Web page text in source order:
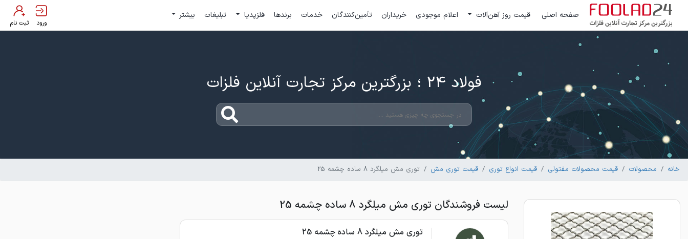
صفحه اصلی قیمت روز آهن‌آلات اعلام موجودی خریداران تأمین‌کنندگان خدمات برندها فلزپدیا تبلیغات بیشتر
ورود ثبت نام
فولاد 24 ؛ بزرگترین مرکز تجارت آنلاین فلزات
خانه محصولات قیمت محصولات مفتولی قیمت انواع توری قیمت توری مش توری مش میلگرد 8 ساده چشمه 25
لیست فروشندگان توری مش میلگرد 8 ساده چشمه 25
توری مش میلگرد 8 ساده چشمه 25